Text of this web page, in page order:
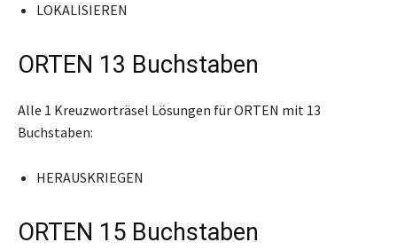
LOKALISIEREN
ORTEN 13 Buchstaben
Alle 1 Kreuzworträsel Lösungen für ORTEN mit 13
Buchstaben:
HERAUSKRIEGEN
ORTEN 15 Buchstaben